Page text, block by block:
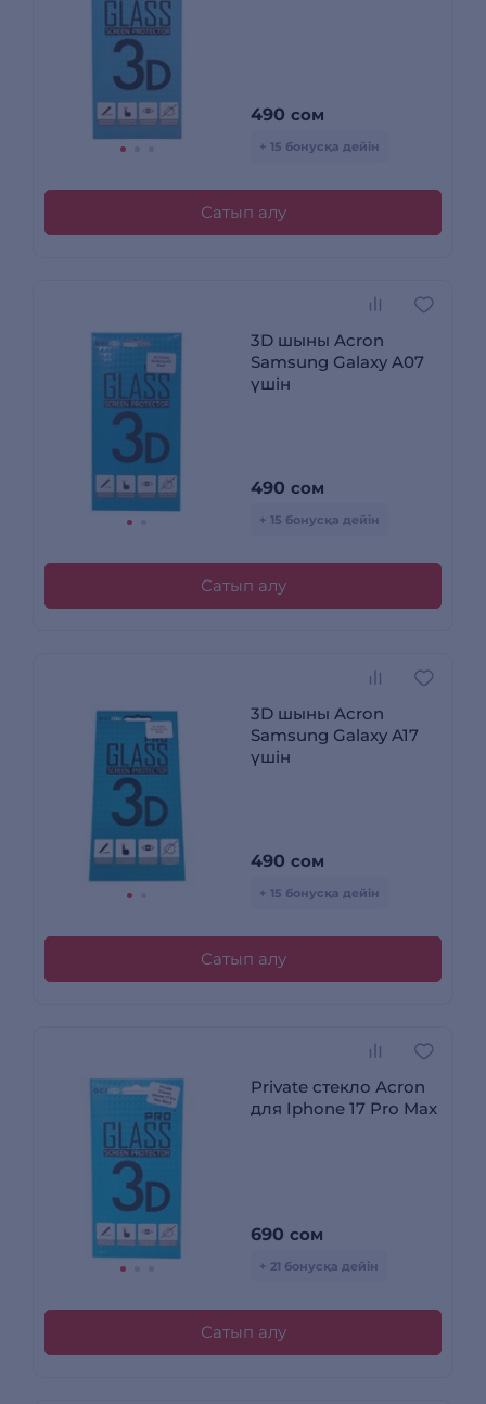
490 сом
+ 15 бонусқа дейін
Сатып алу
3D шыны Acron
Samsung Galaxy A07
үшін
490 сом
+ 15 бонусқа дейін
Сатып алу
3D шыны Acron
Samsung Galaxy A17
үшін
490 сом
+ 15 бонусқа дейін
Сатып алу
Private стекло Acron
для Iphone 17 Pro Max
690 сом
+ 21 бонусқа дейін
Сатып алу